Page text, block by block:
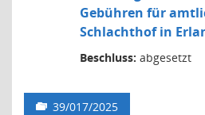
Gebühren für
Schlachthof in
Beschluss: abgesetzt
39/017/2025